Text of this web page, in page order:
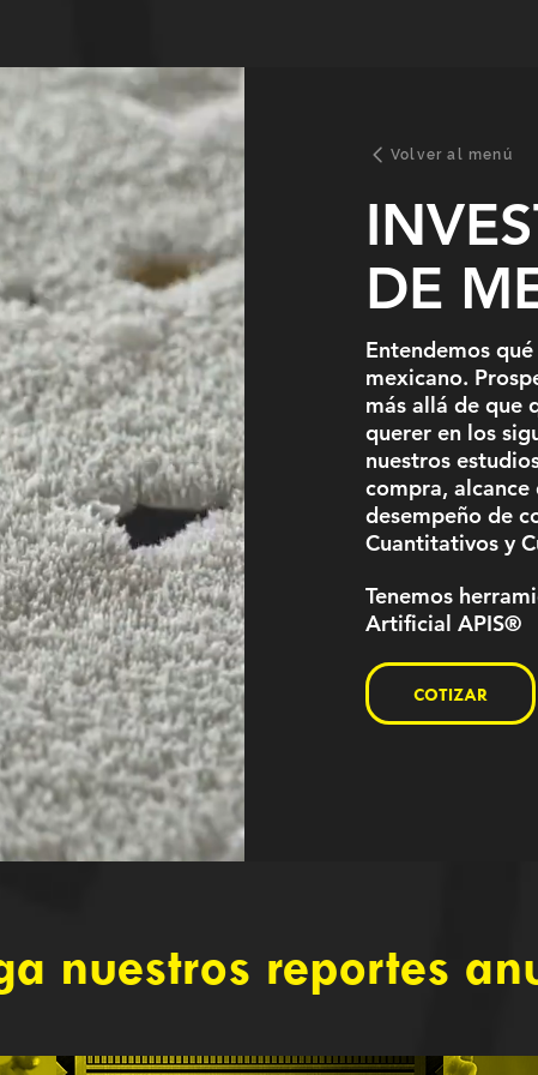
Volver al menú
DE
Entendemos
mexicano.
más allá de que
querer en los
nuestros
compra,
desempeño de
Cuantitativos y
Tenemos
Artificial APIS®
COTIZAR
nuestros reportes